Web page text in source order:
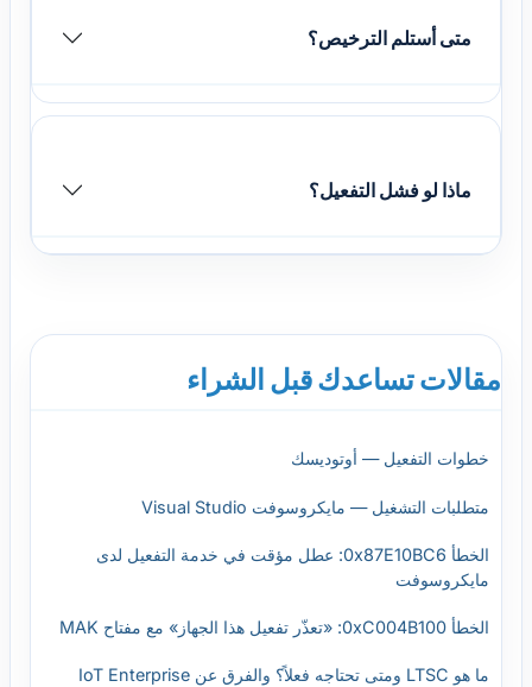
متى أستلم الترخيص؟
ماذا لو فشل التفعيل؟
مقالات تساعدك قبل الشراء
خطوات التفعيل — أوتوديسك
متطلبات التشغيل — مايكروسوفت Visual Studio
الخطأ 0x87E10BC6: عطل مؤقت في خدمة التفعيل لدى
مايكروسوفت
الخطأ 0xC004B100: «تعذّر تفعيل هذا الجهاز» مع مفتاح MAK
ما هو LTSC ومتى تحتاجه فعلاً؟ والفرق عن IoT Enterprise